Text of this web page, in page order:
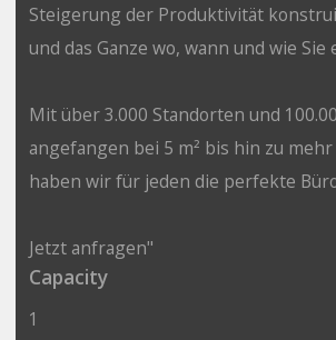
Steigerung der Produktivität
und das Ganze wo, wann und wie Sie
Mit über 3.000 Standorten und
angefangen bei 5 m² bis hin zu mehr
haben wir für jeden die perfekte
Jetzt anfragen"
Capacity
1